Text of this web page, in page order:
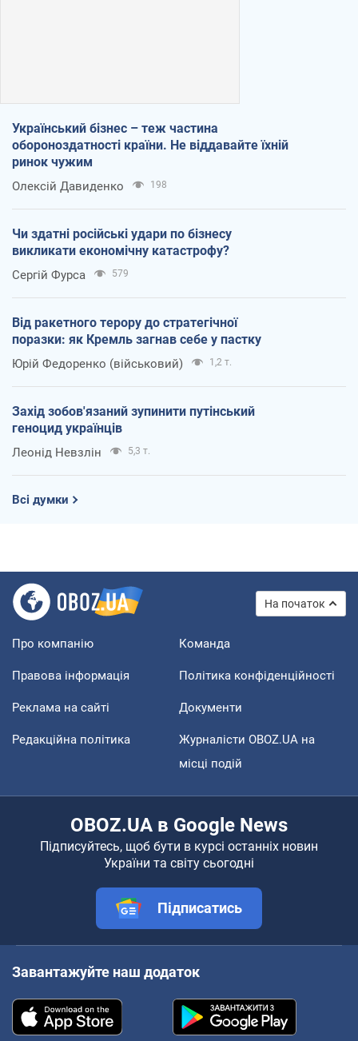
Український бізнес – теж частина
обороноздатності країни. Не віддавайте їхній
ринок чужим
Олексій Давиденко 198
Чи здатні російські удари по бізнесу
викликати економічну катастрофу?
Сергій Фурса 579
Від ракетного терору до стратегічної
поразки: як Кремль загнав себе у пастку
Юрій Федоренко (військовий) 1,2 т.
Захід зобов'язаний зупинити путінський
геноцид українців
Леонід Невзлін 5,3 т.
Всі думки
На початок
Про компанію Команда
Правова інформація Політика конфіденційності
Реклама на сайті Документи
Редакційна політика
Журналісти OBOZ.UA на
місці подій
OBOZ.UA в Google News
Підписуйтесь, щоб бути в курсі останніх новин
України та світу сьогодні
Підписатись
Завантажуйте наш додаток